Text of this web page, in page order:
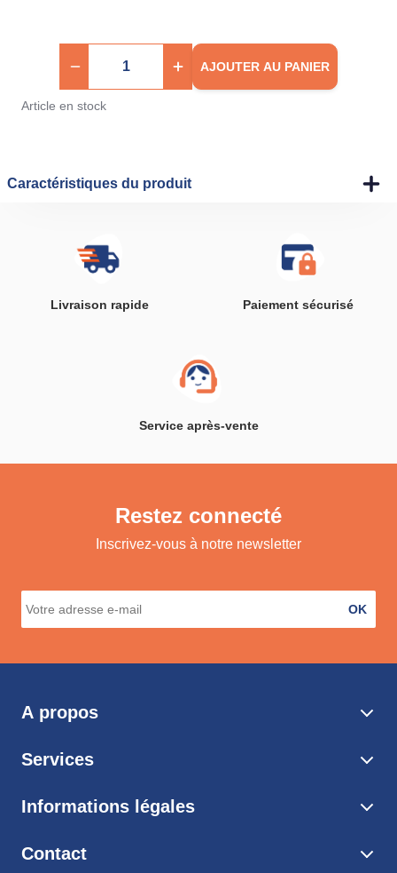
AJOUTER AU PANIER
Article en stock
Caractéristiques du produit
Livraison rapide Paiement sécurisé
Service après-vente
Restez connecté
Inscrivez-vous à notre newsletter
OK
A propos
Services
Informations légales
Contact